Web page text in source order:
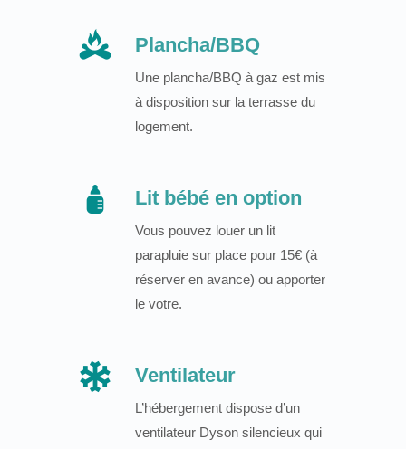
Plancha/BBQ
Une plancha/BBQ à gaz est mis
à disposition sur la terrasse du
logement.
Lit bébé en option
Vous pouvez louer un lit
parapluie sur place pour 15€ (à
réserver en avance) ou apporter
le votre.
Ventilateur
L’hébergement dispose d’un
ventilateur Dyson silencieux qui